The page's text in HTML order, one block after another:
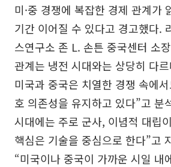
미·중 경쟁에 복잡한 경제 관계가
기간 이어질 수 있다고 경고했다.
스연구소 존 L. 손튼 중국센터 소
관계는 냉전 시대와는 상당히 다
미국과 중국은 치열한 경쟁 속에
호 의존성을 유지하고 있다”고 분
시대에는 주로 군사, 이념적 대립
핵심은 기술을 중심으로 한다”고
“미국이나 중국이 가까운 시일 내